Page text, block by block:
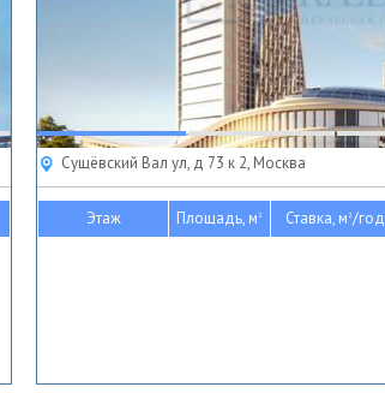
Сущёвский Вал ул, д 73 к 2, Москва
Этаж Площадь, м2 Ставка, м2/год